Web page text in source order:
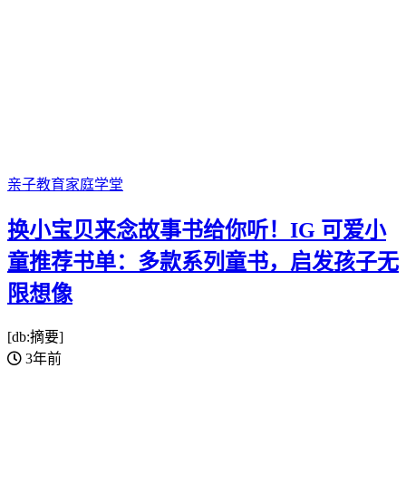
亲子教育家庭学堂
换小宝贝来念故事书给你听！IG 可爱小
童推荐书单：多款系列童书，启发孩子无
限想像
[db:摘要]
3年前